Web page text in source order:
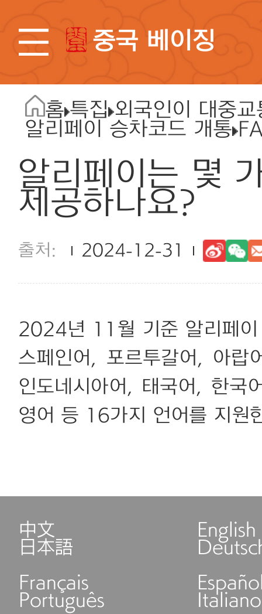
중국 베이징
홈 특집 외국인이 대중
알리페이 승차코드 개통
알리페이는 몇
제공하나요?
2024-12-31
2024년 11월 기준 알리페이
스페인어, 포르투갈어, 아랍
인도네시아어, 태국어, 한국
영어 등 16가지 언어를 지원
中文 English
日本語
Français
Português Italiano